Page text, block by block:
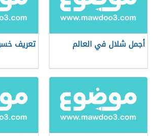
أجمل شلال في العالم تعريف